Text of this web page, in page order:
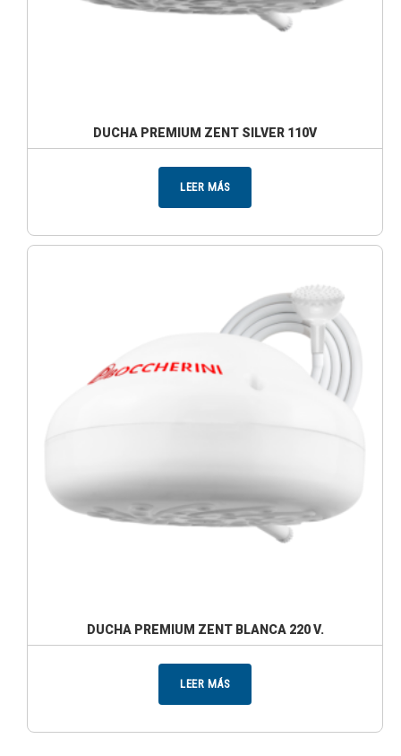
DUCHA PREMIUM ZENT SILVER 110V
LEER MÁS
DUCHA PREMIUM ZENT BLANCA 220 V.
LEER MÁS